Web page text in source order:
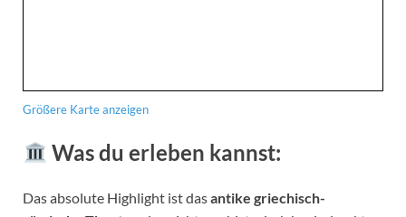
Größere Karte anzeigen
Was du erleben kannst:
Das absolute Highlight ist dasantike griechisch-